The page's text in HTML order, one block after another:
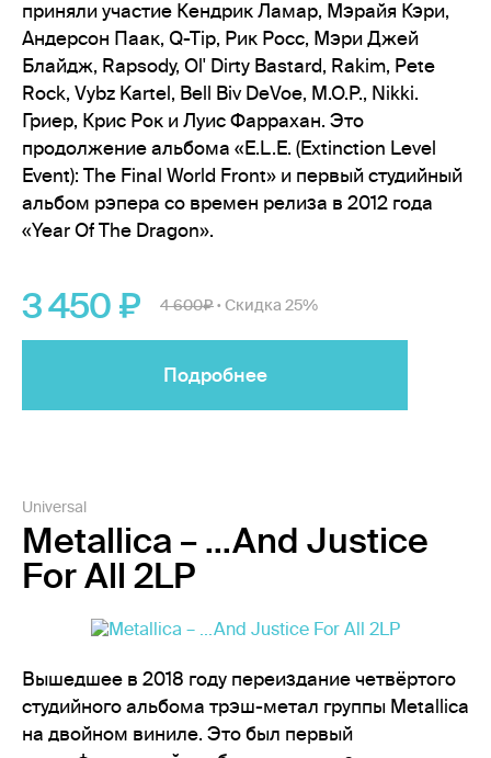
приняли участие Кендрик Ламар, Мэрайя Кэри,
Андерсон Паак, Q-Tip, Рик Росс, Мэри Джей
Блайдж, Rapsody, Ol' Dirty Bastard, Rakim, Pete
Rock, Vybz Kartel, Bell Biv DeVoe, M.O.P., Nikki.
Гриер, Крис Рок и Луис Фаррахан. Это
продолжение альбома «E.L.E. (Extinction Level
Event): The Final World Front» и первый студийный
альбом рэпера со времен релиза в 2012 года
«Year Of The Dragon».
3 450 4 600 • Скидка 25%
Подробнее
Universal
Metallica – ...And Justice
For All 2LP
Вышедшее в 2018 году переиздание четвёртого
студийного альбома трэш-метал группы Metallica
на двойном виниле. Это был первый